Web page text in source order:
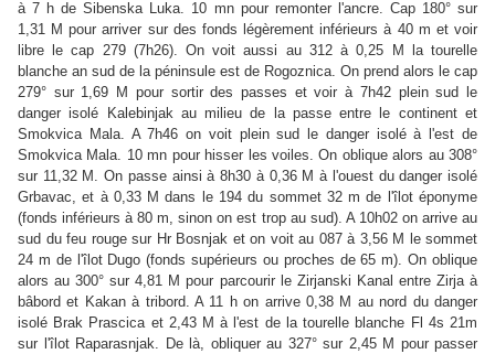
à 7 h de Sibenska Luka. 10 mn pour remonter l'ancre. Cap 180° sur
1,31 M pour arriver sur des fonds légèrement inférieurs à 40 m et voir
libre le cap 279 (7h26). On voit aussi au 312 à 0,25 M la tourelle
blanche an sud de la péninsule est de Rogoznica. On prend alors le cap
279° sur 1,69 M pour sortir des passes et voir à 7h42 plein sud le
danger isolé Kalebinjak au milieu de la passeentre le continent et
Smokvica Mala. A 7h46 on voit plein sud le danger isolé à l'est de
Smokvica Mala. 10 mn pour hisser les voiles. On oblique alors au 308°
sur 11,32 M. On passe ainsi à 8h30 à 0,36 M à l'ouest du danger isolé
Grbavac, et à 0,33 M dans le 194 du sommet 32 m de l'îlot éponyme
(fonds inférieurs à 80 m, sinon on est trop au sud). A 10h02 on arrive au
sud du feu rouge sur Hr Bosnjak et on voit au 087 à 3,56 M le sommet
24 m de l'îlot Dugo (fonds supérieurs ou proches de 65 m). On oblique
alors au 300° sur 4,81 M pour parcourir le Zirjanski Kanal entre Zirja à
bâbord et Kakan à tribord. A 11 h on arrive 0,38 M au nord du danger
isolé Brak Prascica et 2,43 M à l'est de la tourelle blanche Fl 4s 21m
sur l'îlot Raparasnjak. De là, obliquer au 327° sur 2,45 M pour passer